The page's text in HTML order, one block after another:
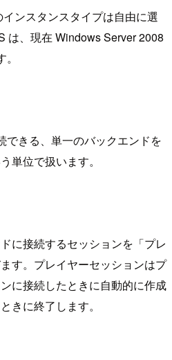
ンスタンスタイプは自由に選
は、現在 Windows Server 2008
できる、単一のバックエンドを
単位で扱います。
に接続するセッションを「プレ
す。プレイヤーセッションはプ
に接続したときに自動的に作成
きに終了します。